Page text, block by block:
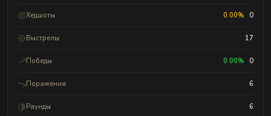
Хедшоты 0.00% 0
Выстрелы 17
Победы 0.00% 0
Поражения 6
Раунды 6